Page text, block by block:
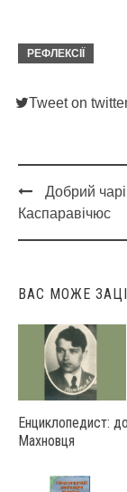
РЕФЛЕКСІЇ
Tweet on
Post
navigation
Добрий
Каспаравічюс
ВАС МОЖЕ
Енциклопедист:
Махновця